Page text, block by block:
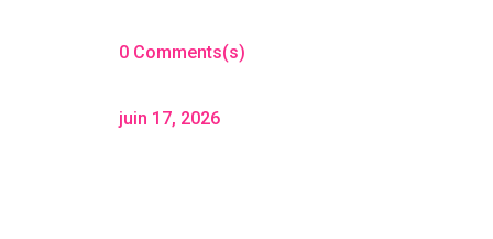
0 Comments(s)
juin 17, 2026